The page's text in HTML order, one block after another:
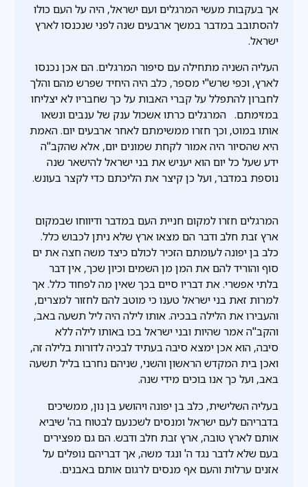
אך בעקבות מעשי המרגלים ועם ישראל, היה על העם כולו
להסתובב במדבר במשך ארבעים שנה לפני שנכנסו לארץ
ישראל.
העליה השניה מתחילה עם סיפור המרגלים. הם אכן נכנסו
לארץ, וכפי שרש"י מספר, כלב היה היחיד שפרש מהם והלך
לחברון להתפלל על קברי האבות על כך שחבריו לא יצליחו
במזימתם. המרגלים כרתו אשכול ענק של ענבים ונשאו
אותו במוט, וכך חזרו ממשימתם לאחר ארבעים יום. האמת
היא שהסיור היה אמור לקחת שמונים יום, אלא שהקב"ה
ידע שעל כל יום הוא יעניש את בני ישראל להישאר שנה
נוספת במדבר, ועל כן קיצר את הליכתם כדי לקצר בעונש.
המרגלים חזרו למקום חניית העם במדבר ודיווחו שבמקום
ארץ זבת חלב ודבר הם מצאו ארץ שלא ניתן לכבוש כלל.
כלב בן יפונה לעומתם הזכיר לכולם כיצד משה חצה את ים
סוף והוריד להם את המן מן השמים וכיון שכך, אין דבר
בלתי אפשרי. את דבריו סיים בכך שאין מה לפחוד כלל. אך
למרות זאת בני ישראל טענו כי מוטב להם לחזור למצרים,
והעבירו את הלילה בבכיה. אותו לילה היה ליל תשעה באב,
והקב"ה אמר שהיות ובני ישראל בכו באותו לילה ללא
סיבה, הוא אכן ימצא סיבה בעתיד לבכיה לדורות בלילה זה,
ואכן בית המקדש הראשון והשני, שניהם נחרבו בליל תשעה
באב, ועל כך אנו בוכים מידי שנה.
בעליה השלישית, כלב בן יפונה ויהושע בן נון, ממשיכים
בדבריהם לעם ישראל ומנסים לשכנעם לבטוח בה' שיביא
אותם לארץ טובה, ארץ זבת חלב ודבש. הם גם מפצירים
בעם שלא לדבר נגד ה' ונגד משה, אך דבריהם נופלים על
אזנים ערלות והעם אף מנסים לרגום אותם באבנים.